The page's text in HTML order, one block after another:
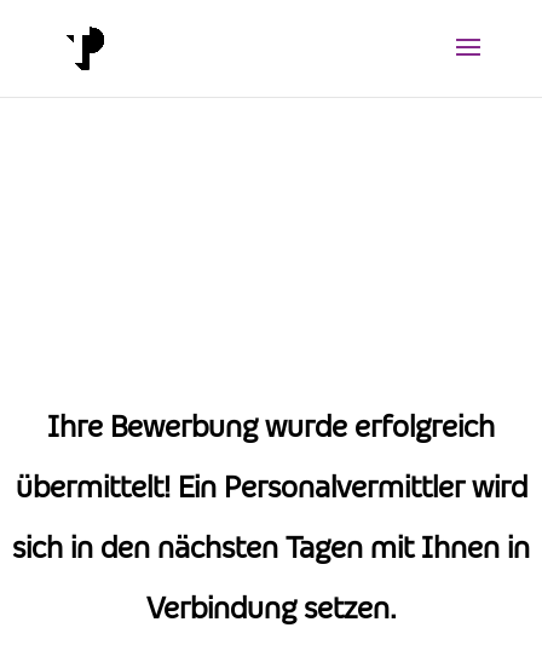
Ihre Bewerbung wurde erfolgreich
übermittelt! Ein Personalvermittler wird
sich in den nächsten Tagen mit Ihnen in
Verbindung setzen.